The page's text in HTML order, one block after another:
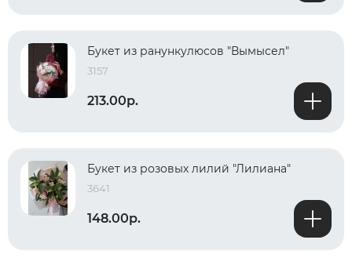
Букет из ранункулюсов "Вымысел"
3157
213.00р.
Букет из розовых лилий "Лилиана"
3641
148.00р.